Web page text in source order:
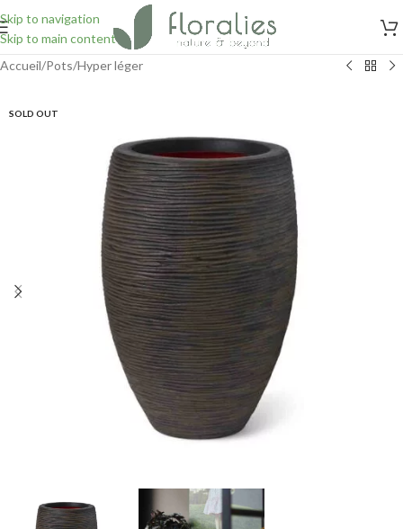
Skip to navigation
Skip to main content
Accueil/Pots/Hyper léger
SOLD OUT